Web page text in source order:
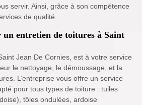
servir. Ainsi, grâce à son compétence
de qualité.
entretien de toitures à Saint
Jean De Cornies, est à votre service
le nettoyage, le démoussage, et la
L’entreprise vous offre un service
pour tous types de toiture : tuiles
tôles ondulées, ardoise